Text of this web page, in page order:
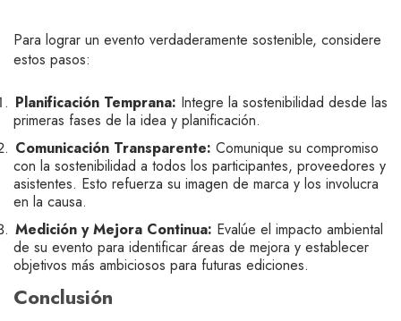
Para lograr un evento verdaderamente sostenible, considere
estos pasos:
Planificación Temprana: Integre la sostenibilidad desde las
primeras fases de la idea y planificación.
Comunicación Transparente: Comunique su compromiso
con la sostenibilidad a todos los participantes, proveedores y
asistentes. Esto refuerza su imagen de marca y los involucra
en la causa.
Medición y Mejora Continua: Evalúe el impacto ambiental
de su evento para identificar áreas de mejora y establecer
objetivos más ambiciosos para futuras ediciones.
Conclusión